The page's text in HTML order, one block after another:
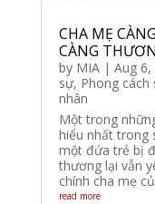
CHA MẸ
CÀNG
by MIA| Aug 6,
sự, Phong cách
nhân
Một trong
hiểu nhất trong
một đứa trẻ bị
thương lại vẫn
chính cha mẹ
read more